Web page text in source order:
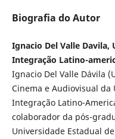
Biografia do Autor
Ignacio Del Valle Davila,
Integração Latino-
Ignacio Del Valle Dávila
Cinema e Audiovisual da
Integração Latino-
colaborador da pós-
Universidade Estadual